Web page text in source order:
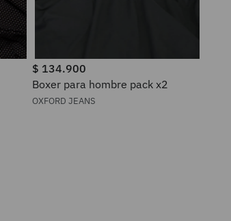
$ 134.900
Boxer para hombre pack x2
OXFORD JEANS